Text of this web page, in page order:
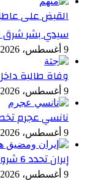
القبض على
سيدي بشر شرق
9 أغسطس، 2026
وفاة طالبة
9 أغسطس، 2026
نانسي عجرم
9 أغسطس، 2026
إيران تحدد 6 شروط لإعادة فتح مضيق هرمز
9 أغسطس، 2026